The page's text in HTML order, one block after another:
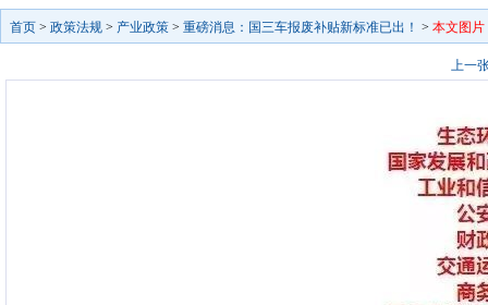
首页 > 政策法规 > 产业政策 > 重磅消息：国三车报废补贴新标准已出！ > 本文图片
上一